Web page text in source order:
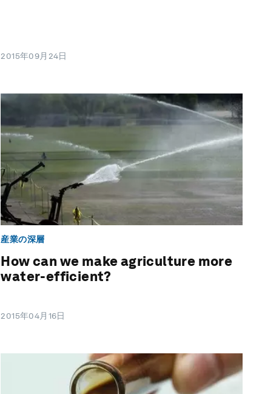
2015年09月24日
産業の深層
How can we make agriculture more
water-efficient?
2015年04月16日